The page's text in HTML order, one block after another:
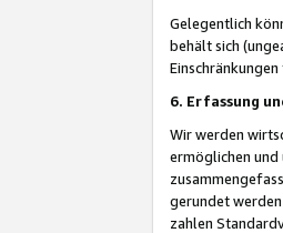
Gelegentlich
behält sich
6. Erfassung
Wir werden
ermöglichen und
gerundet
zahlen